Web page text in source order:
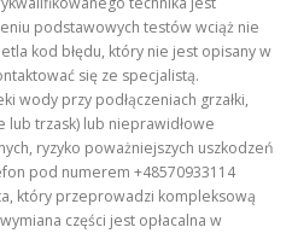
podstawowych testów wciąż nie
kod błędu, który nie jest opisany w
się ze specjalistą.
wody przy podłączeniach grzałki,
lub trzask) lub nieprawidłowe
ryzyko poważniejszych uszkodzeń
pod numerem +48570933114
który przeprowadzi kompleksową
części jest opłacalna w